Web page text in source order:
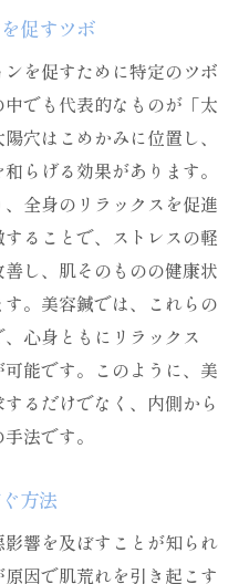
促すツボ
を促すために特定のツボ
でも代表的なものが「太
穴はこめかみに位置し、
らげる効果があります。
全身のリラックスを促進
ることで、ストレスの軽
し、肌そのものの健康状
。美容鍼では、これらの
心身ともにリラックス
能です。このように、美
るだけでなく、内側から
法です。
方法
響を及ぼすことが知られ
因で肌荒れを引き起こす